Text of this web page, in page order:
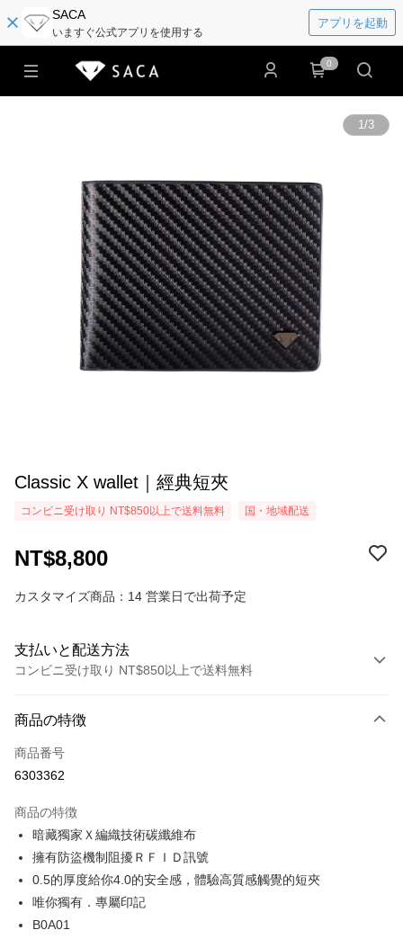
SACA
いますぐ公式アプリを使用する
アプリを起動
0
1/3
Classic X wallet｜經典短夾
コンビニ受け取り NT$850以上で送料無料 国・地域配送
NT$8,800
カスタマイズ商品：14 営業日で出荷予定
支払いと配送方法
コンビニ受け取り NT$850以上で送料無料
クレジットカード1回払い
コンビニ店頭代金引換
配送方法
全家取貨付款
配送毎にNT$60、NT$850以上で送料無料
7-11取貨付款
商品の特徴
商品番号
6303362
商品の特徴
暗藏獨家Ｘ編織技術碳纖維布
擁有防盜機制阻擾ＲＦＩＤ訊號
0.5的厚度給你4.0的安全感，體驗高質感觸覺的短夾
唯你獨有．專屬印記
B0A01